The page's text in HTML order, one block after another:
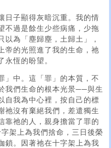
日子顯得灰暗沉重。我的情
不過是餘生少些病痛，少拖
以為「塵歸塵，土歸土」，
帝的光照進了我的生命，祂
永恆的盼望。
」中。這「罪」的本質，不
我們生命的根本光景──與生
自我為中心裡，按自己的標
祂沒有棄絕我們，差遣獨生
靠祂的人，親身擔當了罪的
架上為我們捨命，三日後榮
鎖。因著祂在十字架上為我